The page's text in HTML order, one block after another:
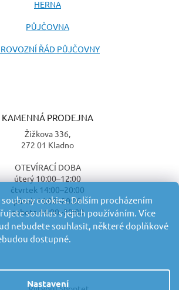
cookies. Dalším procházením
souhlas s jejich používáním. Více
nebudete souhlasit, některé doplňkové
dostupné.
Nastavení
HERNA
PŮJČOVNA
ŘÁD PŮJČOVNY
KAMENNÁ PRODEJNA
Žižkova 336,
272 01 Kladno
OTEVÍRACÍ DOBA
úterý 10:00–12:00
čtvrtek 14:00–20:00
pátek 14:00–20:00
sobota 14:00–20:00